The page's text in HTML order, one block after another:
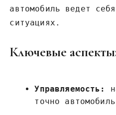
автомобиль ведет
ситуациях.
Ключевые
Управляемость:
точно